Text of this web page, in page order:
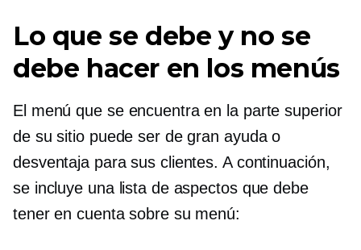
Lo que se debe y no se
debe hacer en los menús
El menú que se encuentra en la parte superior
de su sitio puede ser de gran ayuda o
desventaja para sus clientes. A continuación,
se incluye una lista de aspectos que debe
tener en cuenta sobre su menú: